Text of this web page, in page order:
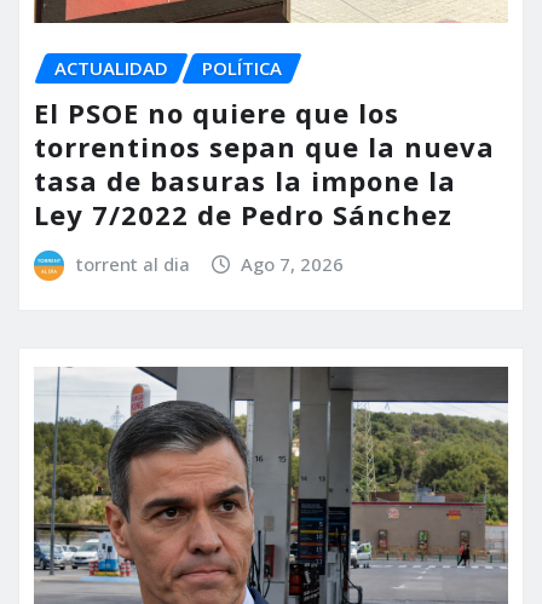
ACTUALIDAD POLÍTICA
El PSOE no quiere que los
torrentinos sepan que la nueva
tasa de basuras la impone la
Ley 7/2022 de Pedro Sánchez
torrent al dia Ago 7, 2026